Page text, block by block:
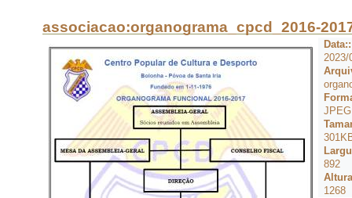
associacao:organograma_cpcd_2016-
Data::
2023/
JPEG
892
1268